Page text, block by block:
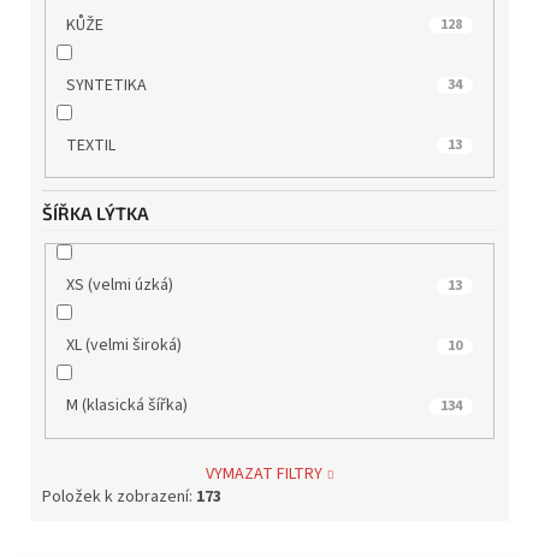
KŮŽE 128
SYNTETIKA 34
TEXTIL 13
ŠÍŘKA LÝTKA
XS (velmi úzká) 13
XL (velmi široká) 10
M (klasická šířka) 134
VYMAZAT FILTRY
Položek k zobrazení: 173